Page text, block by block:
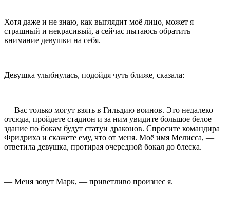
Хотя даже и не знаю, как выглядит моё лицо, может я
страшный и некрасивый, а сейчас пытаюсь обратить
внимание девушки на себя.
Девушка улыбнулась, подойдя чуть ближе, сказала:
— Вас только могут взять в Гильдию воинов. Это недалеко
отсюда, пройдете стадион и за ним увидите большое белое
здание по бокам будут статуи драконов. Спросите командира
Фридриха и скажете ему, что от меня. Моё имя Мелисса, —
ответила девушка, протирая очередной бокал до блеска.
— Меня зовут Марк, — приветливо произнес я.